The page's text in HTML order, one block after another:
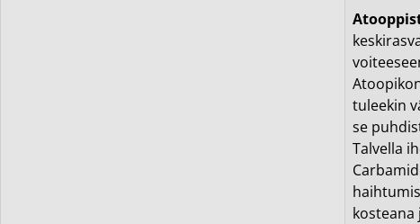
tuleekin
se
Talvella
kosteana